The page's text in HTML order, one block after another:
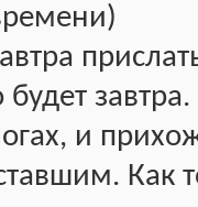
будет
и
Как